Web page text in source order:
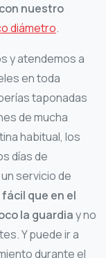
nuestro
diámetro.
y atendemos a
en toda
taponadas
de mucha
habitual, los
días de
servicio de
fácil que en el
la guardiay no
Y puede ir a
durante el